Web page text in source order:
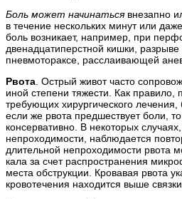
Боль может начинатьсявнезапно
в течение нескольких минут или
боль возникает, например, при
двенадцатиперстной кишки,
пневмотораксе, расслаивающей
Рвота. Острый живот часто
иной степени тяжести. Как правило,
требующих хирургического лечения,
если же рвота предшествует боли,
консервативно. В некоторых
непроходимости, наблюдается
длительной непроходимости рвота
кала за счет распространения
места обструкции. Кровавая рвота
кровотечения находится выше